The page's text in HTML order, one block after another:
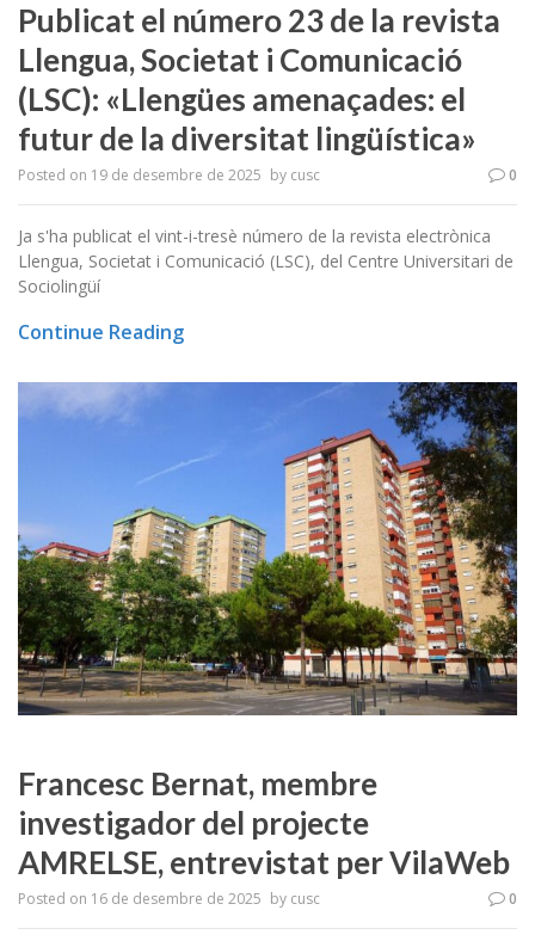
Publicat el número 23 de la revista
Llengua, Societat i Comunicació
(LSC): «Llengües amenaçades: el
futur de la diversitat lingüística»
Posted on 19 de desembre de 2025 by cusc 0
Ja s'ha publicat el vint-i-tresè número de la revista electrònica
Llengua, Societat i Comunicació (LSC), del Centre Universitari de
Sociolingüí
Continue Reading
Francesc Bernat, membre
investigador del projecte
AMRELSE, entrevistat per VilaWeb
Posted on 16 de desembre de 2025 by cusc 0